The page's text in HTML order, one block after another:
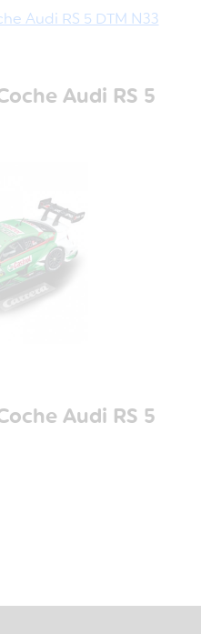
Audi RS 5
Audi RS 5